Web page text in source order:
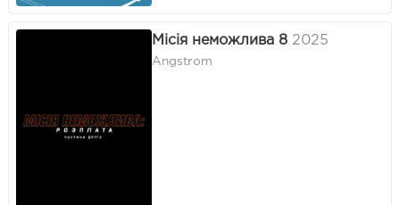
Місія неможлива 8 2025
Angstrom